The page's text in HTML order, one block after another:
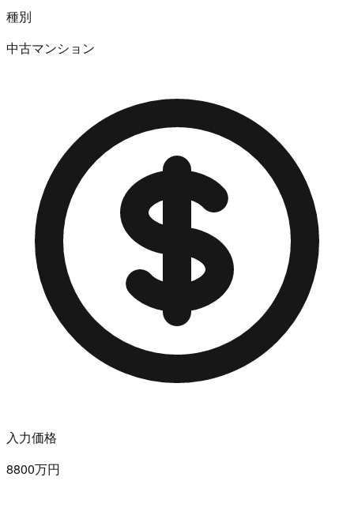
種別
中古マンション
入力価格
8800万円